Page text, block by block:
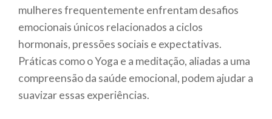
mulheres frequentemente enfrentam desafios
emocionais únicos relacionados a ciclos
hormonais, pressões sociais e expectativas.
Práticas como o Yoga e a meditação, aliadas a uma
compreensão da saúde emocional, podem ajudar a
suavizar essas experiências.